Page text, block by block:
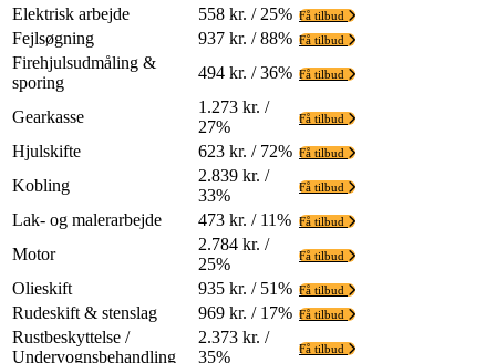
Elektrisk arbejde 558 kr. / 25% Få tilbud
Fejlsøgning 937 kr. / 88% Få tilbud
Firehjulsudmåling &
sporing
494 kr. / 36% Få tilbud
Gearkasse
1.273 kr. /
27%
Få tilbud
Hjulskifte 623 kr. / 72% Få tilbud
Kobling
2.839 kr. /
33%
Få tilbud
Lak- og malerarbejde 473 kr. / 11% Få tilbud
Motor
2.784 kr. /
25%
Få tilbud
Olieskift 935 kr. / 51% Få tilbud
Rudeskift & stenslag 969 kr. / 17% Få tilbud
Rustbeskyttelse /
Undervognsbehandling
2.373 kr. /
35%
Få tilbud